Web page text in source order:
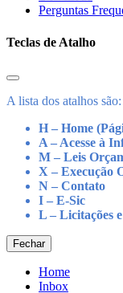
Perguntas
Teclas de Atalho
A lista dos atalhos são:
H – Home
A – Acesse à
M – Leis
X – Execução
N – Contato
I – E-Sic
L – Licitações
Fechar
Home
Inbox